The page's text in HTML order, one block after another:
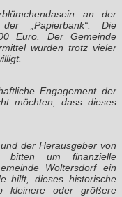
an der
„Papierbank“. Die
Euro. Der Gemeinde
wurden trotz vieler
Engagement der
möchten, dass dieses
der Herausgeber von
bitten um finanzielle
Woltersdorf ein
hilft, dieses historische
kleinere oder größere